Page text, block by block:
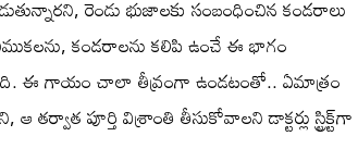
రెండు భుజాలకు సంబంధించిన కండరాలు
కండరాలను కలిపి ఉంచే ఈ భాగం
ఈ గాయం చాలా తీవ్రంగా ఉండటంతో.. ఏమాత్రం
పూర్తి విశ్రాంతి తీసుకోవాలని డాక్టర్లు స్ట్రిక్ట్‌గా